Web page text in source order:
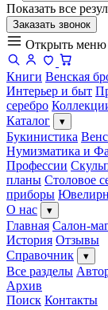
Показать все
Заказать звонок
Открыть меню
Книги Венская
Интерьер и быт
серебро
Каталог
▾
Букинистика
Нумизматика и
Профессии
планы Столовое
приборы
О нас
▾
Главная Салон-
История Отзывы
Справочник
▾
Все разделы
Архив
Поиск Контакты